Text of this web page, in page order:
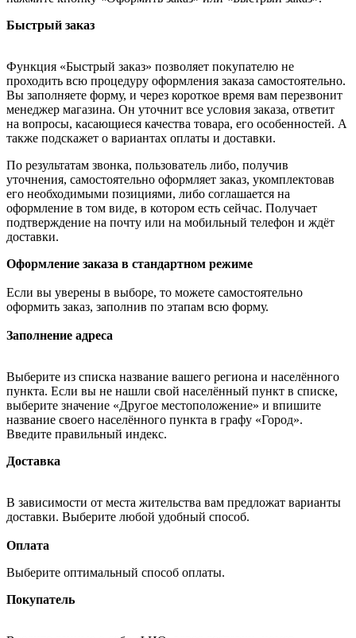
Быстрый заказ
Функция «Быстрый заказ» позволяет покупателю не
проходить всю процедуру оформления заказа самостоятельно.
Вы заполняете форму, и через короткое время вам перезвонит
менеджер магазина. Он уточнит все условия заказа, ответит
на вопросы, касающиеся качества товара, его особенностей. А
также подскажет о вариантах оплаты и доставки.
По результатам звонка, пользователь либо, получив
уточнения, самостоятельно оформляет заказ, укомплектовав
его необходимыми позициями, либо соглашается на
оформление в том виде, в котором есть сейчас. Получает
подтверждение на почту или на мобильный телефон и ждёт
доставки.
Оформление заказа в стандартном режиме
Если вы уверены в выборе, то можете самостоятельно
оформить заказ, заполнив по этапам всю форму.
Заполнение адреса
Выберите из списка название вашего региона и населённого
пункта. Если вы не нашли свой населённый пункт в списке,
выберите значение «Другое местоположение» и впишите
название своего населённого пункта в графу «Город».
Введите правильный индекс.
Доставка
В зависимости от места жительства вам предложат варианты
доставки. Выберите любой удобный способ.
Оплата
Выберите оптимальный способ оплаты.
Покупатель